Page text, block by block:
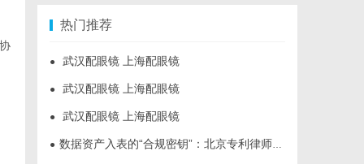
热门推荐
● 武汉配眼镜 上海配眼镜
● 武汉配眼镜 上海配眼镜
● 武汉配眼镜 上海配眼镜
● 数据资产入表的“合规密钥”：北京专利律师如何为数据知识产权登记扫清障碍